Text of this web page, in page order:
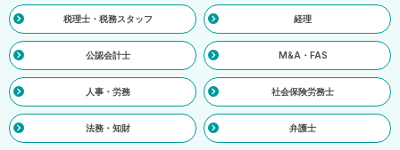
税理士・税務スタッフ 経理
公認会計士 M&A・FAS
人事・労務 社会保険労務士
法務・知財 弁護士